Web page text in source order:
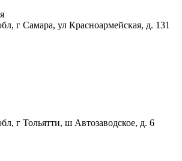
г Самара, ул Красноармейская, д. 131
г Тольятти, ш Автозаводское, д. 6